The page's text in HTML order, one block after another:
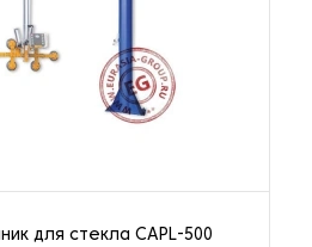
для стекла CAPL-500